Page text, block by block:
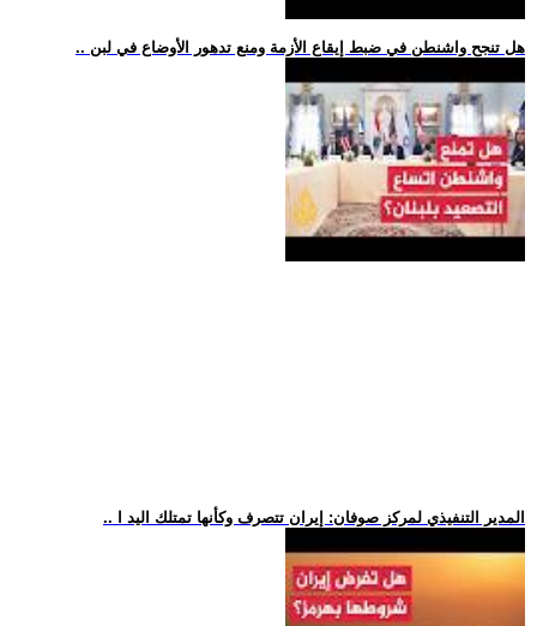
.. هل تنجح واشنطن في ضبط إيقاع الأزمة ومنع تدهور الأوضاع في لبن
.. المدير التنفيذي لمركز صوفان: إيران تتصرف وكأنها تمتلك اليد ا